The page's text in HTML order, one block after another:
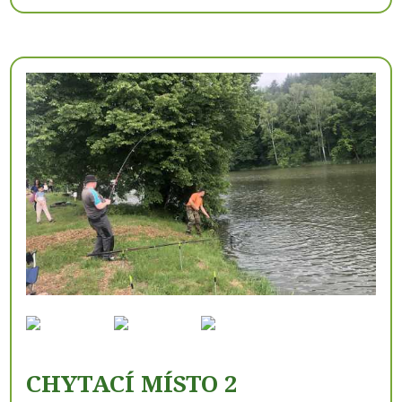
CHYTACÍ MÍSTO 2